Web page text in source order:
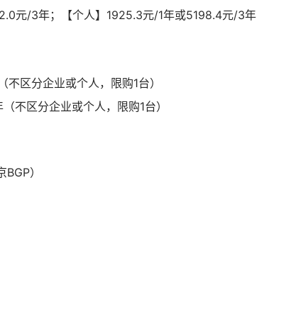
元/3年；【个人】1925.3元/1年或5198.4元/3年
区分企业或个人，限购1台）
不区分企业或个人，限购1台）
）